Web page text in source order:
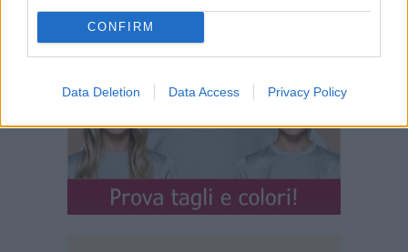
CONFIRM
Data Deletion Data Access Privacy Policy